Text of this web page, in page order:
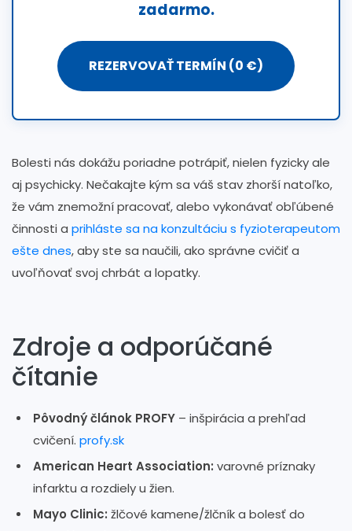
zadarmo.
REZERVOVAŤ TERMÍN (0 €)
Bolesti nás dokážu poriadne potrápiť, nielen fyzicky ale
aj psychicky. Nečakajte kým sa váš stav zhorší natoľko,
že vám znemožní pracovať, alebo vykonávať obľúbené
činnosti a prihláste sa na konzultáciu s fyzioterapeutom
ešte dnes, aby ste sa naučili, ako správne cvičiť a
uvoľňovať svoj chrbát a lopatky.
Zdroje a odporúčané
čítanie
Pôvodný článok PROFY – inšpirácia a prehľad
cvičení. profy.sk
American Heart Association: varovné príznaky
infarktu a rozdiely u žien.
Mayo Clinic: žlčové kamene/žlčník a bolesť do